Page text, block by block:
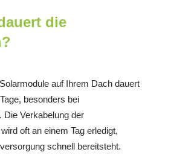
die
auf Ihrem Dach dauert
besonders bei
Die Verkabelung der
oft an einem Tag erledigt,
schnell bereitsteht.